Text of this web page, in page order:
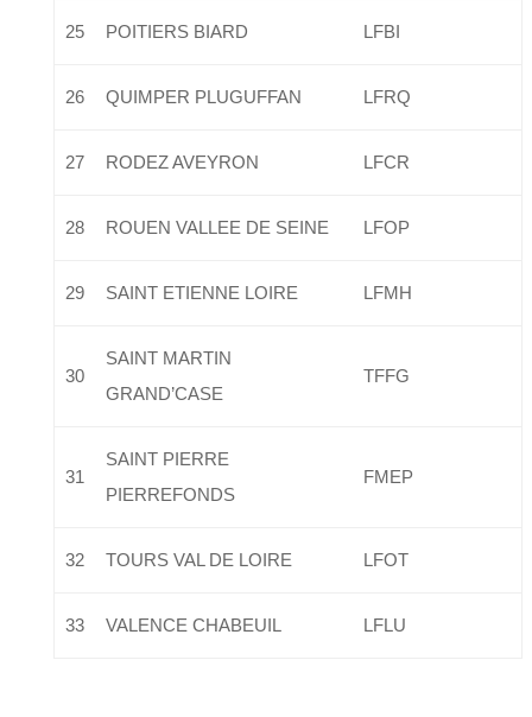
25 POITIERS BIARD LFBI
26 QUIMPER PLUGUFFAN LFRQ
27 RODEZ AVEYRON LFCR
28 ROUEN VALLEE DE SEINE LFOP
29 SAINT ETIENNE LOIRE LFMH
30
SAINT MARTIN
GRAND’CASE
TFFG
31
SAINT PIERRE
PIERREFONDS
FMEP
32 TOURS VAL DE LOIRE LFOT
33 VALENCE CHABEUIL LFLU